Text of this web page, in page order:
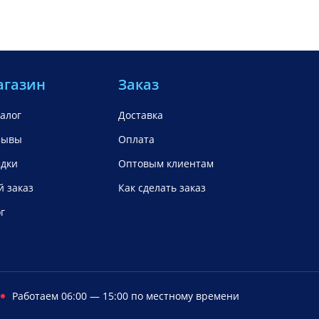
заказ
Заказ
Доставка
Оплата
Оптовым клиентам
Как сделать заказ
Работаем 06:00 — 15:00 по местному времени